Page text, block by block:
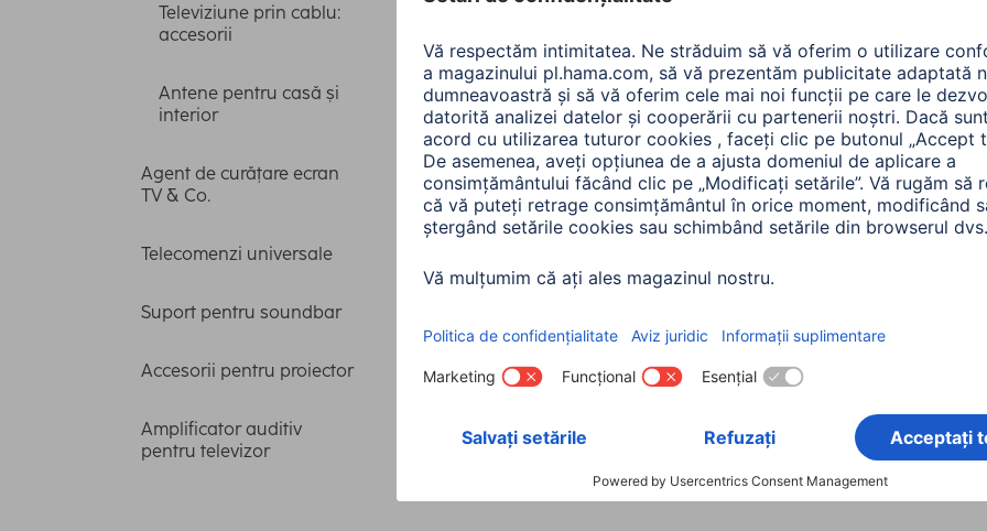
Televiziune prin cablu:
accesorii
Antene pentru casă și
interior
Agent de curățare ecran
TV & Co.
Telecomenzi universale
Suport pentru soundbar
Accesorii pentru proiector
Amplificator auditiv
pentru televizor